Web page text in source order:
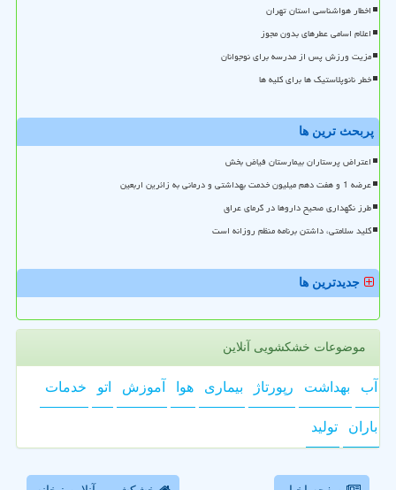
اخطار هواشناسی استان تهران
اعلام اسامی عطرهای بدون مجوز
مزیت ورزش پس از مدرسه برای نوجوانان
خطر نانوپلاستیک ها برای کلیه ها
پربحث ترین ها
اعتراض پرستاران بیمارستان فیاض بخش
عرضه 1 و هفت دهم میلیون خدمت بهداشتی و درمانی به زائرین اربعین
طرز نگهداری صحیح داروها در گرمای عراق
کلید سلامتی، داشتن برنامه منظم روزانه است
جدیدترین ها
موضوعات خشکشویی آنلاین
آب بهداشت رپورتاژ بیماری هوا آموزش اتو خدمات
باران تولید